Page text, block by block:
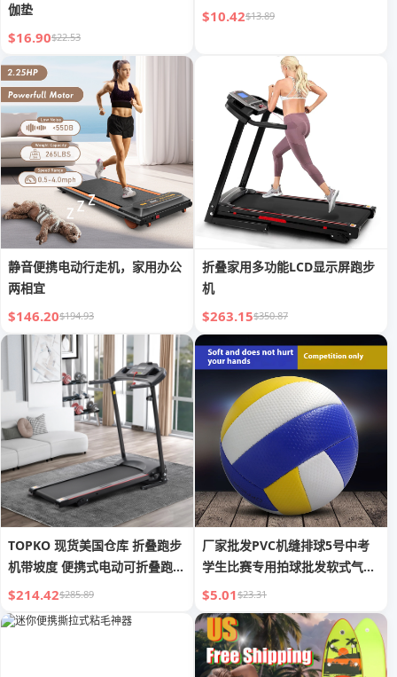
伽垫
$16.90$22.53
$10.42$13.89
静音便携电动行走机，家用办公
两相宜
$146.20$194.93
折叠家用多功能LCD显示屏跑步
机
$263.15$350.87
TOPKO 现货美国仓库 折叠跑步
机带坡度 便携式电动可折叠跑步
机
$214.42$285.89
厂家批发PVC机缝排球5号中考
学生比赛专用拍球批发软式气排
球沙滩
$5.01$23.31